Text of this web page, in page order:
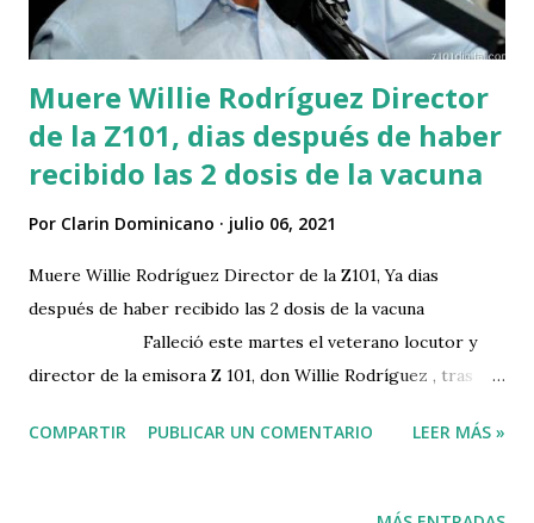
Muere Willie Rodríguez Director
de la Z101, dias después de haber
recibido las 2 dosis de la vacuna
Por Clarin Dominicano julio 06, 2021
Muere Willie Rodríguez Director de la Z101, Ya dias
después de haber recibido las 2 dosis de la vacuna
Falleció este martes el veterano locutor y
director de la emisora Z 101, don Willie Rodríguez , tras
de Diagnóstico, Medicina Avanzada y Telemedicina
complicarse el cuadro clínico que afrontó, luego de
COMPARTIR PUBLICAR UN COMENTARIO LEER MÁS »